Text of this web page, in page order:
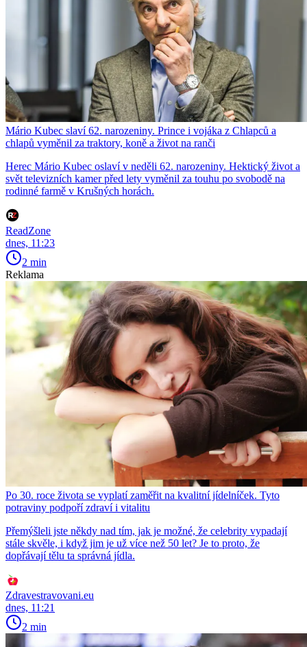
Mário Kubec slaví 62. narozeniny. Prince i vojáka z Chlapců a
chlapů vyměnil za traktory, koně a život na ranči
Herec Mário Kubec oslaví v neděli 62. narozeniny. Hektický život a
svět televizních kamer před lety vyměnil za touhu po svobodě na
rodinné farmě v Krušných horách.
ReadZone
dnes, 11:23
2 min
Reklama
Po 30. roce života se vyplatí zaměřit na kvalitní jídelníček. Tyto
potraviny podpoří zdraví i vitalitu
Přemýšleli jste někdy nad tím, jak je možné, že celebrity vypadají
stále skvěle, i když jim je už více než 50 let? Je to proto, že
dopřávají tělu ta správná jídla.
Zdravestravovani.eu
dnes, 11:21
2 min